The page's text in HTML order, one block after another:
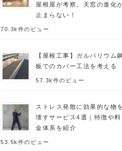
屋根屋が考察。天窓の進化
止まらない！
70.3k件のビュー
【屋根工事】ガルバリウム
板でのカバー工法を考える
57.3k件のビュー
ストレス発散に効果的な物を
壊すサービス4選｜特徴や料
金体系を紹介
53.5k件のビュー